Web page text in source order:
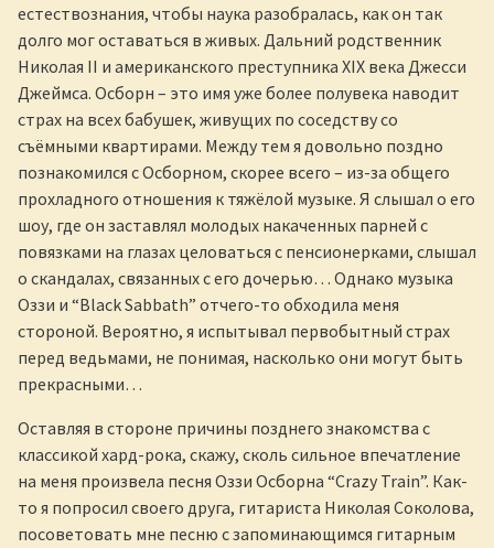
естествознания, чтобы наука разобралась, как он так
долго мог оставаться в живых. Дальний родственник
Николая II и американского преступника XIX века Джесси
Джеймса. Осборн – это имя уже более полувека наводит
страх на всех бабушек, живущих по соседству со
съёмными квартирами. Между тем я довольно поздно
познакомился с Осборном, скорее всего – из-за общего
прохладного отношения к тяжёлой музыке. Я слышал о его
шоу, где он заставлял молодых накаченных парней с
повязками на глазах целоваться с пенсионерками, слышал
о скандалах, связанных с его дочерью… Однако музыка
Оззи и “Black Sabbath” отчего-то обходила меня
стороной. Вероятно, я испытывал первобытный страх
перед ведьмами, не понимая, насколько они могут быть
прекрасными…
Оставляя в стороне причины позднего знакомства с
классикой хард-рока, скажу, сколь сильное впечатление
на меня произвела песня Оззи Осборна “Crazy Train”. Как-
то я попросил своего друга, гитариста Николая Соколова,
посоветовать мне песню с запоминающимся гитарным